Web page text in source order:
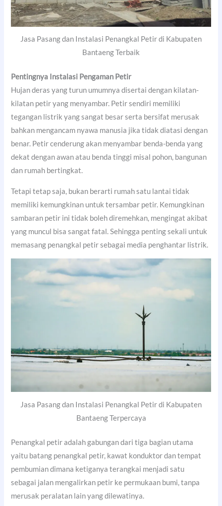
Jasa Pasang dan Instalasi Penangkal Petir di Kabupaten
Bantaeng Terbaik
Pentingnya Instalasi Pengaman Petir
Hujan deras yang turun umumnya disertai dengan kilatan-
kilatan petir yang menyambar. Petir sendiri memiliki
tegangan listrik yang sangat besar serta bersifat merusak
bahkan mengancam nyawa manusia jika tidak diatasi dengan
benar. Petir cenderung akan menyambar benda-benda yang
dekat dengan awan atau benda tinggi misal pohon, bangunan
dan rumah bertingkat.
Tetapi tetap saja, bukan berarti rumah satu lantai tidak
memiliki kemungkinan untuk tersambar petir. Kemungkinan
sambaran petir ini tidak boleh diremehkan, mengingat akibat
yang muncul bisa sangat fatal. Sehingga penting sekali untuk
memasang penangkal petir sebagai media penghantar listrik.
Jasa Pasang dan Instalasi Penangkal Petir di Kabupaten
Bantaeng Terpercaya
Penangkal petir adalah gabungan dari tiga bagian utama
yaitu batang penangkal petir, kawat konduktor dan tempat
pembumian dimana ketiganya terangkai menjadi satu
sebagai jalan mengalirkan petir ke permukaan bumi, tanpa
merusak peralatan lain yang dilewatinya.